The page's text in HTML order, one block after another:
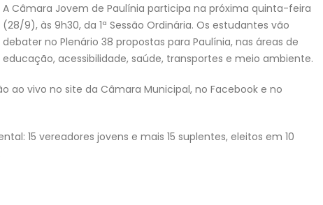
A Câmara Jovem de Paulínia participa na próxima quinta-feira
(28/9), às 9h30, da 1ª Sessão Ordinária. Os estudantes vão
debater no Plenário 38 propostas para Paulínia, nas áreas de
educação, acessibilidade, saúde, transportes e meio ambiente.
ao vivo no site da Câmara Municipal, no Facebook e no
15 vereadores jovens e mais 15 suplentes, eleitos em 10